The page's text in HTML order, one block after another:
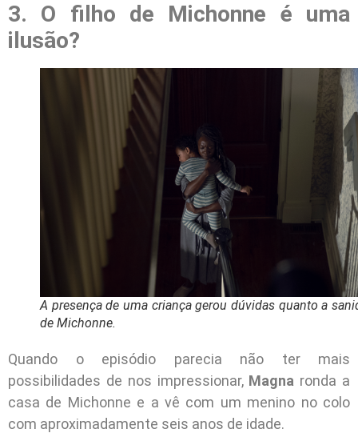
3. O filho de Michonne é uma
ilusão?
A presença de uma criança gerou dúvidas quanto a
de Michonne.
Quando o episódio parecia não ter mais
possibilidades de nos impressionar, Magna ronda a
casa de Michonne e a vê com um menino no colo
com aproximadamente seis anos de idade.